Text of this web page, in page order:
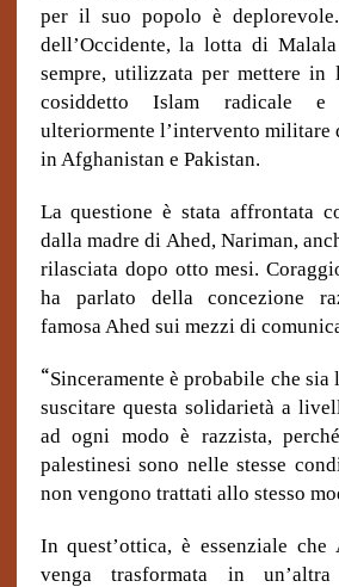
per il suo popolo è
dell’Occidente, la lotta di
sempre, utilizzata per mettere
cosiddetto Islam radicale e
ulteriormente l’intervento militare
in Afghanistan e Pakistan.
La questione è stata affrontata
dalla madre di Ahed, Nariman,
rilasciata dopo otto mesi.
ha parlato della concezione
famosa Ahed sui mezzi di
“Sinceramente è probabile che sia
suscitare questa solidarietà a
ad ogni modo è razzista,
palestinesi sono nelle stesse
non vengono trattati allo stesso
In quest’ottica, è essenziale che
venga trasformata in